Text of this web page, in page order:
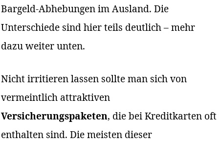
Bargeld-Abhebungen im Ausland. Die
Unterschiede sind hier teils deutlich – mehr
dazu weiter unten.
Nicht irritieren lassen sollte man sich von
vermeintlich attraktiven
Versicherungspaketen, die bei Kreditkarten oft
enthalten sind. Die meisten dieser